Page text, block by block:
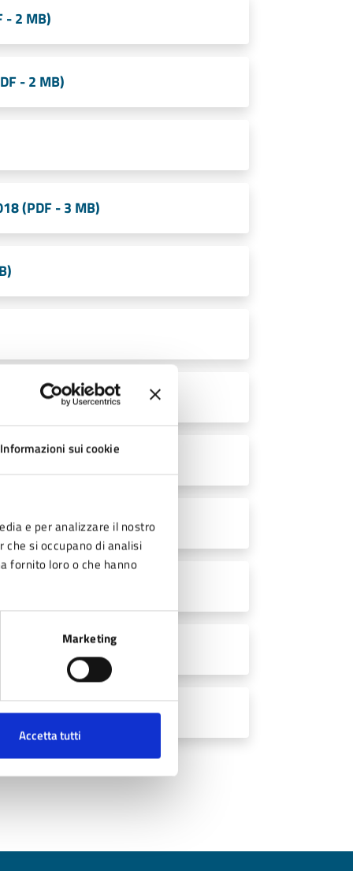
Informazioni sui cookie
e per analizzare il nostro
si occupano di analisi
fornito loro o che hanno
Marketing
Accetta tutti
- 2 MB)
- 2 MB)
(PDF - 3 MB)
11 MB)
- 11 MB)